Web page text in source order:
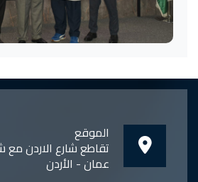
الموقع
تقاطع شارع الاردن مع
عمان - الأردن